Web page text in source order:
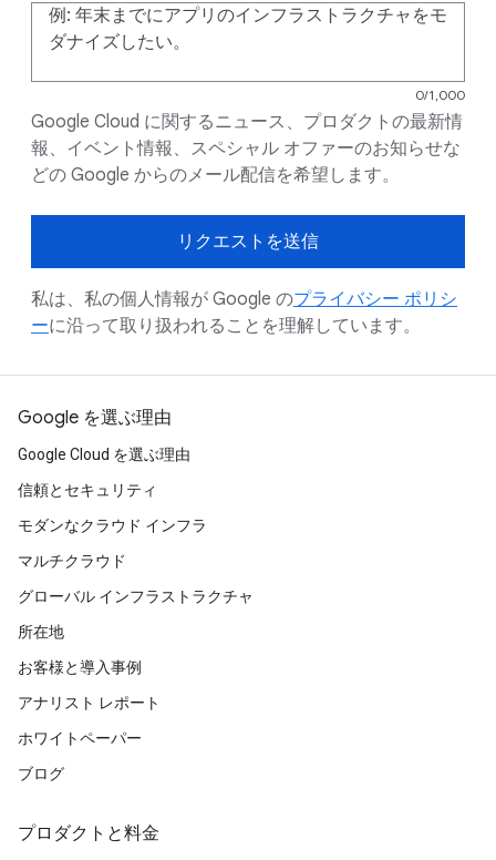
0/1,000
1000文字中0
Google Cloud に関するニュース、プロダクトの最新情
報、イベント情報、スペシャル オファーのお知らせな
どの Google からのメール配信を希望します。
リクエストを送信
私は、私の個人情報が Google のプライバシー ポリシ
ーに沿って取り扱われることを理解しています。
Google を選ぶ理由
Google Cloud を選ぶ理由
信頼とセキュリティ
モダンなクラウド インフラ
マルチクラウド
グローバル インフラストラクチャ
所在地
お客様と導入事例
アナリスト レポート
ホワイトペーパー
ブログ
プロダクトと料金